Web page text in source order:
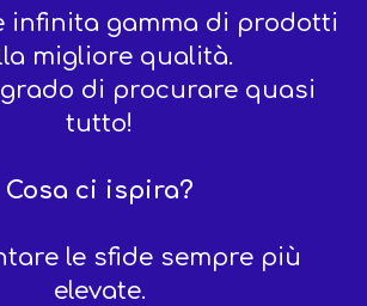
infinita gamma di prodotti
migliore qualità.
di procurare quasi
tutto!
Cosa ci ispira?
le sfide sempre più
elevate.